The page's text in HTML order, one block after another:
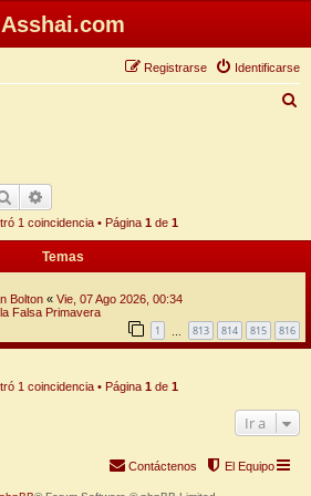
Asshai.com
Identificarse
Registrarse
Buscar
1 coincidencia • Página 1de 1
Temas
Bolton « Vie, 07 Ago 2026, 00:34
Falsa Primavera
1 813 814 815 816
1 coincidencia • Página 1de 1
Ir a
El Equipo
Contáctenos